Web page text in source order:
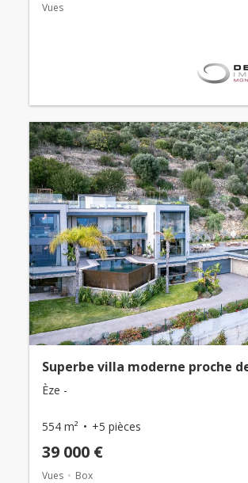
Vues
Superbe villa moderne proche
Èze -
554 m² +5 pièces
39 000 €
Vues Box